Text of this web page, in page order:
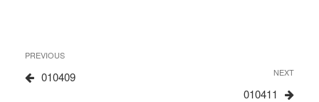
文
章
Previous
Post
PREVIOUS
010409
Next
Post
NEXT
010411